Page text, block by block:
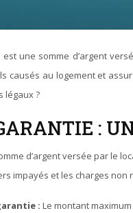
causés au logement et
légaux ?
:
d’argent versée par le
impayés et les charges non
: Le montant